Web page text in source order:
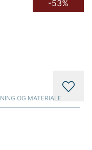
-53%
OG MATERIALE